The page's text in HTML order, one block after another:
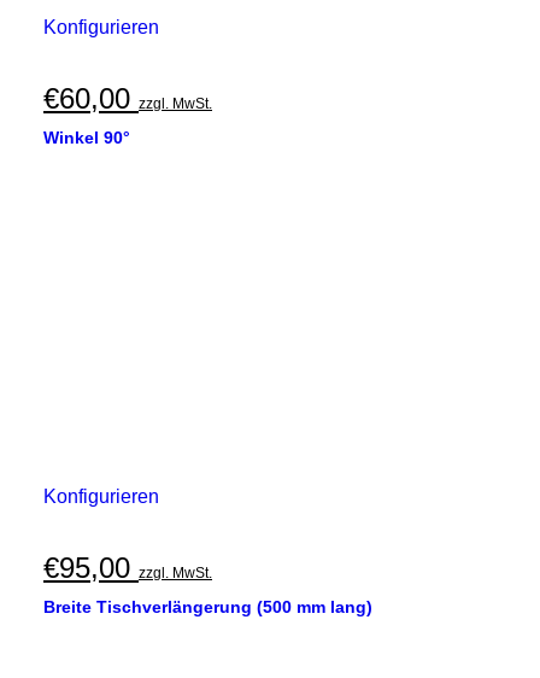
Konfigurieren
€60,00 zzgl. MwSt.
Winkel 90°
Konfigurieren
€95,00 zzgl. MwSt.
Breite Tischverlängerung (500 mm lang)